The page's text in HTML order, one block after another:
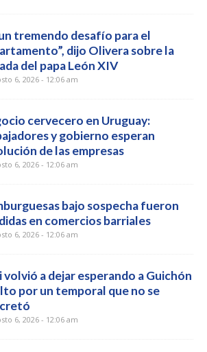
un tremendo desafío para el
dijo Olivera sobre la
del papa León XIV
6, 2026 - 12:06 am
cervecero en Uruguay:
y gobierno esperan
de las empresas
6, 2026 - 12:06 am
bajo sospecha fueron
en comercios barriales
6, 2026 - 12:06 am
volvió a dejar esperando a Guichón
por un temporal que no se
6, 2026 - 12:06 am